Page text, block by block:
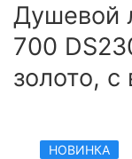
Душевой
700
золото, с
НОВИНКА